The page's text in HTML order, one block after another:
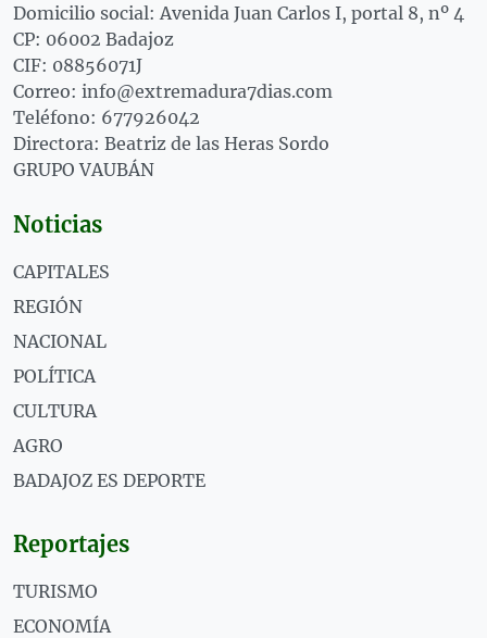
Domicilio social: Avenida Juan Carlos I, portal 8, nº 4
CP: 06002 Badajoz
CIF: 08856071J
Correo: info@extremadura7dias.com
Teléfono: 677926042
Directora: Beatriz de las Heras Sordo
GRUPO VAUBÁN
Noticias
CAPITALES
REGIÓN
NACIONAL
POLÍTICA
CULTURA
AGRO
BADAJOZ ES DEPORTE
Reportajes
TURISMO
ECONOMÍA